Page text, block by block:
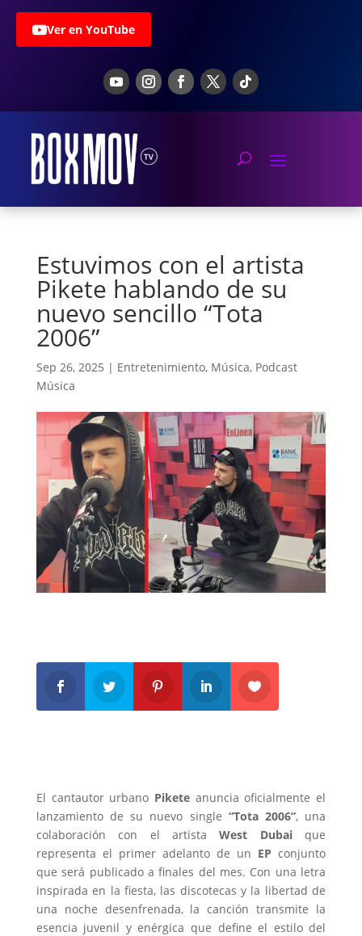
Ver en YouTube
Estuvimos con el artista
Pikete hablando de su
nuevo sencillo “Tota
2006”
Sep 26, 2025 | Entretenimiento, Música, Podcast
Música
El cantautor urbano Pikete anuncia oficialmente el
lanzamiento de su nuevo single “Tota 2006”, una
colaboración con el artistaWest Dubaique
representa el primer adelanto de un EP conjunto
que será publicado a finales del mes. Con una letra
inspirada en la fiesta, las discotecas y la libertad de
una noche desenfrenada, la canción transmite la
esencia juvenil y enérgica que define el estilo del